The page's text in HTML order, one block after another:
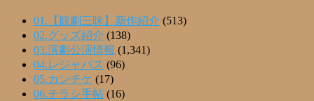
01.【観劇三昧】新作紹介 (513)
02.グッズ紹介 (138)
03.演劇公演情報 (1,341)
04.レジャパス (96)
05.カンチケ (17)
06.チラシ手帖 (16)